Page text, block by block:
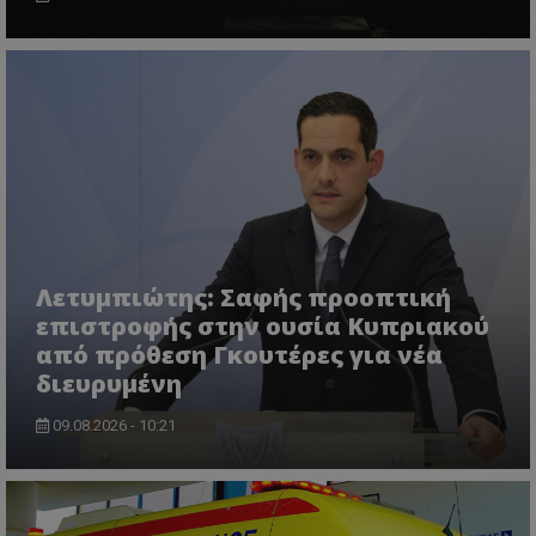
Λετυμπιώτης: Σαφής προοπτική
επιστροφής στην ουσία Κυπριακού
από πρόθεση Γκουτέρες για νέα
διευρυμένη
09.08.2026 - 10:21
VISITOR_PRIVACY_METADATA
YouTube
.youtube.com